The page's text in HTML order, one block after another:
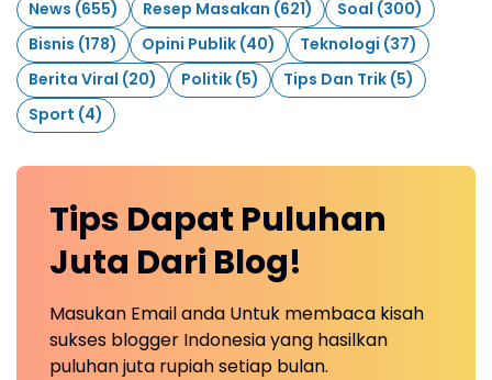
News (655) Resep Masakan (621) Soal (300)
Bisnis (178) Opini Publik (40) Teknologi (37)
Berita Viral (20) Politik (5) Tips Dan Trik (5)
Sport (4)
Tips Dapat Puluhan
Juta Dari Blog!
Masukan Email anda Untuk membaca kisah
sukses blogger Indonesia yang hasilkan
puluhan juta rupiah setiap bulan.